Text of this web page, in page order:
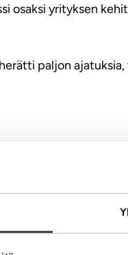
osaksi yrityksen
paljon